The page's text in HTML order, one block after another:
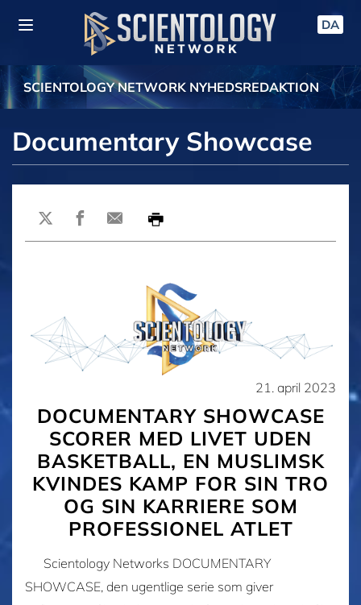
DA
SCIENTOLOGY NETWORK NYHEDSREDAKTION
Documentary Showcase
21. april 2023
DOCUMENTARY SHOWCASE
SCORER MED LIVET UDEN
BASKETBALL, EN MUSLIMSK
KVINDES KAMP FOR SIN TRO
OG SIN KARRIERE SOM
PROFESSIONEL ATLET
Scientology Networks DOCUMENTARY
SHOWCASE, den ugentlige serie som giver